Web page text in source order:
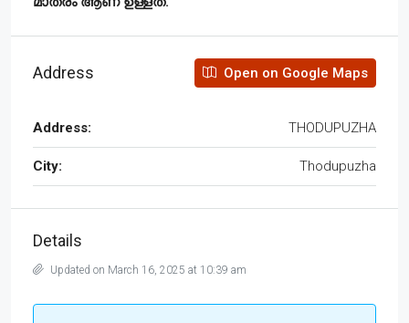
Address Open on Google Maps
Address: THODUPUZHA
City: Thodupuzha
Details
Updated on March 16, 2025 at 10:39 am